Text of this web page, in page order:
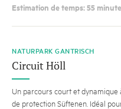
Estimation de temps: 55
NATURPARK GANTRISCH
Circuit Höll
Un parcours court et
de protection Süftenen. Idéal